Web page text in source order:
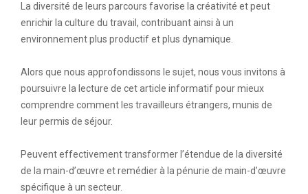
La diversité de leurs parcours favorise la créativité et peut
enrichir la culture du travail, contribuant ainsi à un
environnement plus productif et plus dynamique.
Alors que nous approfondissons le sujet, nous vous invitons à
poursuivre la lecture de cet article informatif pour mieux
comprendre comment les travailleurs étrangers, munis de
leur permis de séjour.
Peuvent effectivementtransformer l’étendue de la diversité
de la main-d’œuvre et remédier à la pénurie de main-d’œuvre
spécifique à un secteur.